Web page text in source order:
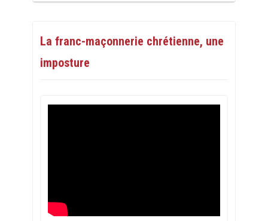
La franc-maçonnerie chrétienne, une
imposture